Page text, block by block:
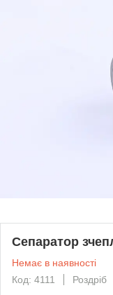
Сепаратор
Немає в наявності
Код: 4111
Роздріб